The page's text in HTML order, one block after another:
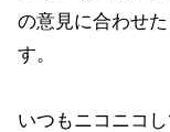
の意見に合わせ
す。
いつもニコニコ